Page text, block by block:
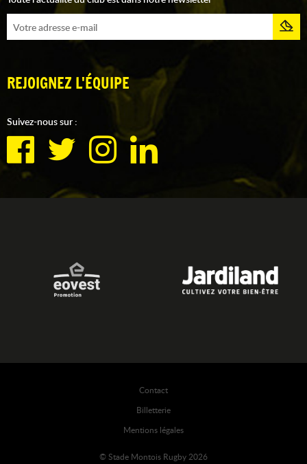
REJOIGNEZ L'ÉQUIPE
Suivez-nous sur :
Contact
Billetterie
Mentions légales
© Stade Montois Rugby 2026